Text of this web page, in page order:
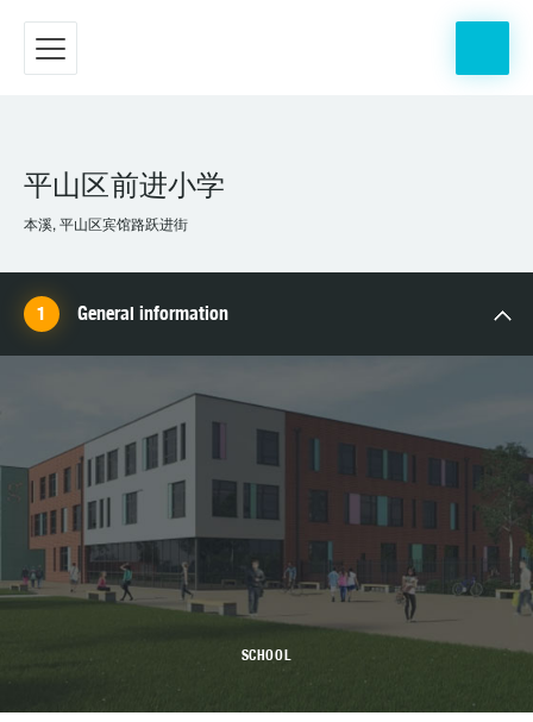
平山区前进小学
本溪, 平山区宾馆路跃进街
General information
SCHOOL